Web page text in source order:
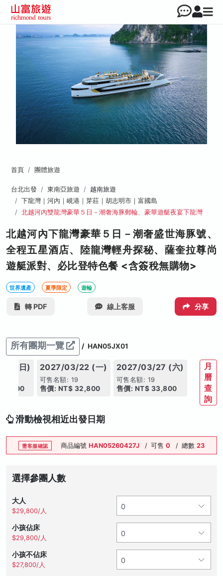
首頁 團體旅遊
台北出發 東南亞旅遊
越南旅遊
下龍灣｜河內｜峴港｜芽莊｜胡志明市｜富國島
北越河內雙龍灣豪華５日－潮奢海豚郵輪、豪華遊艇夜宴下龍灣
北越河內下龍灣豪華５日－潮奢盛世海豚號、
全程五星酒店、陸龍灣輕舟探秘、薩奎拉尊尚
遊艇派對、必比登特色餐 <含簽稅無購物>
世界遺產 夏季限定 遊輪
轉 PDF 線上客服 分享
所有團期一覽 / HAN05JX01
(日) 2027/03/22 (一)
可售名額: 19
售價: NT$ 32,800
2027/03/27 (六)
可售名額: 19
售價: NT$ 33,800
月
曆
查
詢
滑動檢視相近出發日期
需客服確認 商品編號 HAN05260427J / 可售 0 / 總數 23
選擇參團人數
大人
$29,800/人
小孩佔床
$29,800/人
小孩不佔床
$27,800/人